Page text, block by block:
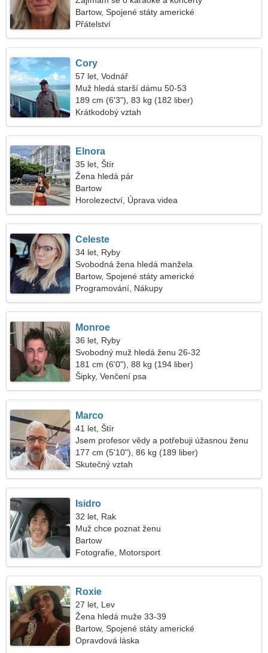
Bartow, Spojené státy americké
Přátelství
Cory
57 let, Vodnář
Muž hledá starší dámu 50-53
189 cm (6'3"), 83 kg (182 liber)
Krátkodobý vztah
Elnora
35 let, Štír
Žena hledá pár
Bartow
Horolezectví, Úprava videa
Celeste
34 let, Ryby
Svobodná žena hledá manžela
Bartow, Spojené státy americké
Programování, Nákupy
Monroe
36 let, Ryby
Svobodný muž hledá ženu 26-32
181 cm (6'0"), 88 kg (194 liber)
Šipky, Venčení psa
Marco
41 let, Štír
Jsem profesor vědy a potřebuji úžasnou ženu
177 cm (5'10"), 86 kg (189 liber)
Skutečný vztah
Isidro
32 let, Rak
Muž chce poznat ženu
Bartow
Fotografie, Motorsport
Roxie
27 let, Lev
Žena hledá muže 33-39
Bartow, Spojené státy americké
Opravdová láska